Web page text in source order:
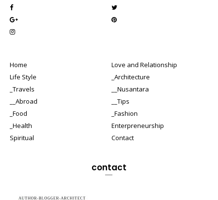
Home
Love and Relationship
Life Style
_Architecture
_Travels
__Nusantara
__Abroad
__Tips
_Food
_Fashion
_Health
Enterpreneurship
Spiritual
Contact
contact